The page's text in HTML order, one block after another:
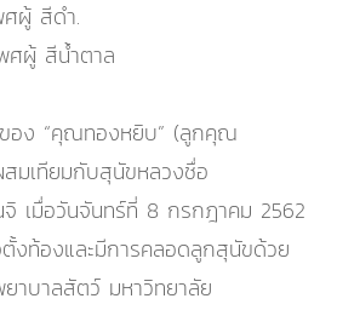
ผู้ สีดำ.
ศผู้ สีน้ำตาล
อง “คุณทองหยิบ” (ลูกคุณ
มเทียมกับสุนัขหลวงชื่อ
เมื่อวันจันทร์ที่ 8 กรกฎาคม 2562
ตั้งท้องและมีการคลอดลูกสุนัขด้วย
าบาลสัตว์ มหาวิทยาลัย